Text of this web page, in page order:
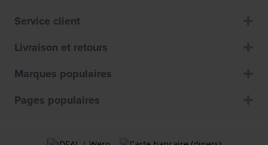
Service client
Livraison et retours
Marques populaires
Pages populaires